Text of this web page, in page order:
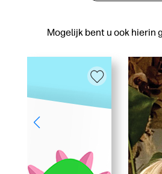
Mogelijk bent u ook hierin